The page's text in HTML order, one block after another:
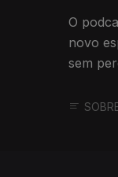
O
novo
sem